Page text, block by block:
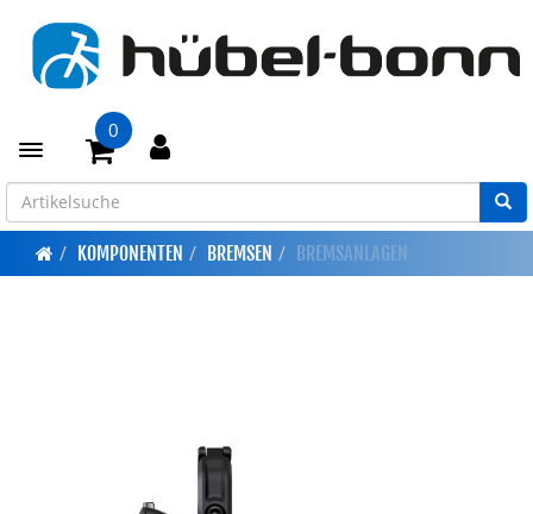
Toggle navigation
0
KOMPONENTEN BREMSEN BREMSANLAGEN